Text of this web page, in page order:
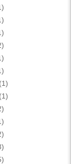
(1)
(1)